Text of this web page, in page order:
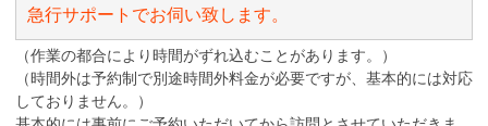
急行サポートでお伺い致します。
（作業の都合により時間がずれ込むことがあります。）
（時間外は予約制で別途時間外料金が必要ですが、基本的には対応
しておりません。）